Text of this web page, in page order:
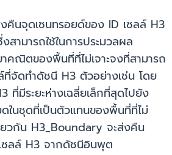
คืนจุดเซนทรอยด์ของ ID เซลล์ H3
ามารถใช้ในการประมวลผล
คณิตของพื้นที่ที่ไม่เจาะจงที่สามารถ
ที่จัดทำดัชนี H3 ตัวอย่างเช่น โดย
ที่มีระยะห่างเฉลี่ยเล็กที่สุดไปยัง
ในชุดที่เป็นตัวแทนของพื้นที่ที่ไม่
ยวกัน H3_Boundary จะส่งคืน
ซลล์ H3 จากดัชนีอินพุต